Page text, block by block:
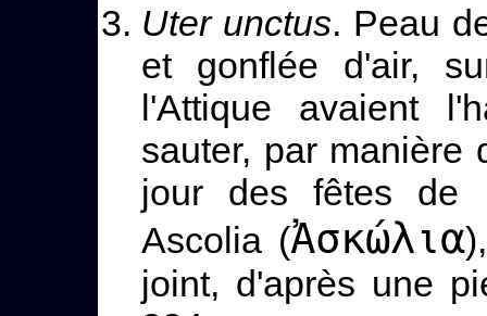
Uter unctus. Peau
et gonflée d'air,
l'Attique avaient
sauter, par manière
jour des fêtes de
Ascolia (Ἀσκώλια
joint, d'après une